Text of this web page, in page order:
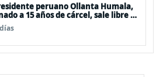
peruano Ollanta Humala,
a 15 años de cárcel, sale libre al
su caso